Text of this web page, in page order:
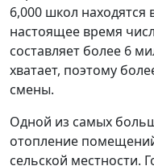
6,000 школ находятся
настоящее время
составляет более 6
хватает, поэтому
смены.
Одной из самых
отопление
сельской местности.